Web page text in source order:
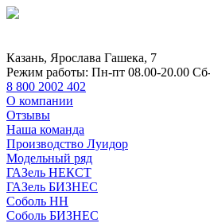
Казань, Ярослава Гашека, 7
Режим работы: Пн-пт 08.00-20.00
8 800 2002 402
О компании
Отзывы
Наша команда
Производство Луидор
Модельный ряд
ГАЗель НЕКСТ
ГАЗель БИЗНЕС
Соболь НН
Соболь БИЗНЕС